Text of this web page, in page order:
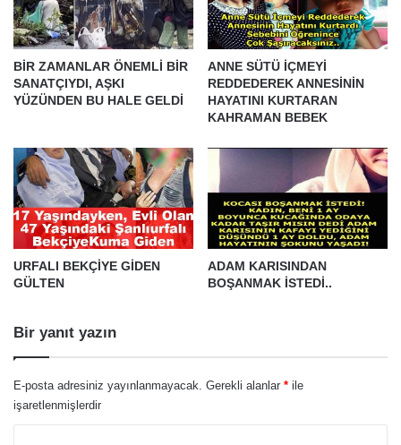
BİR ZAMANLAR ÖNEMLİ BİR
SANATÇIYDI, AŞKI
YÜZÜNDEN BU HALE GELDİ
ANNE SÜTÜ İÇMEYİ
REDDEDEREK ANNESİNİN
HAYATINI KURTARAN
KAHRAMAN BEBEK
URFALI BEKÇİYE GİDEN
GÜLTEN
ADAM KARISINDAN
BOŞANMAK İSTEDİ..
Bir yanıt yazın
E-posta adresiniz yayınlanmayacak. Gerekli alanlar * ile
işaretlenmişlerdir